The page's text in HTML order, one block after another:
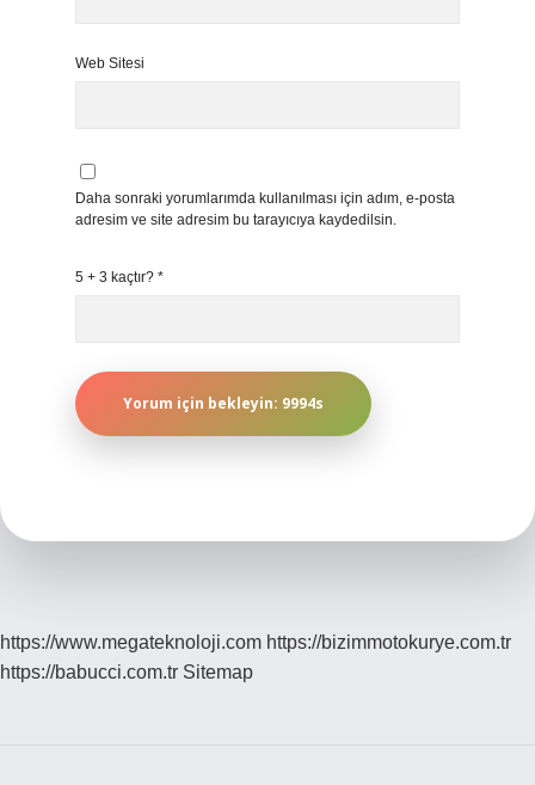
Web Sitesi
Daha sonraki yorumlarımda kullanılması için adım, e-posta
adresim ve site adresim bu tarayıcıya kaydedilsin.
5 + 3 kaçtır? *
https://www.megateknoloji.com https://bizimmotokurye.com.tr
https://babucci.com.tr Sitemap